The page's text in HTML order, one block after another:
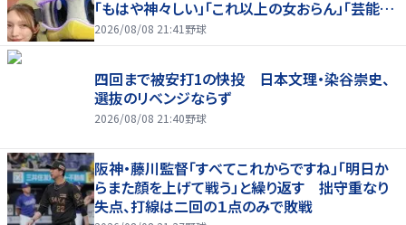
「もはや神々しい」「これ以上の女おらん」「芸能人
すごい」
2026/08/08 21:41 野球
四回まで被安打1の快投 日本文理・染谷崇史、
選抜のリベンジならず
2026/08/08 21:40野球
阪神・藤川監督「すべてこれからですね」「明日か
らまた顔を上げて戦う」と繰り返す 拙守重なり
失点、打線は二回の１点のみで敗戦